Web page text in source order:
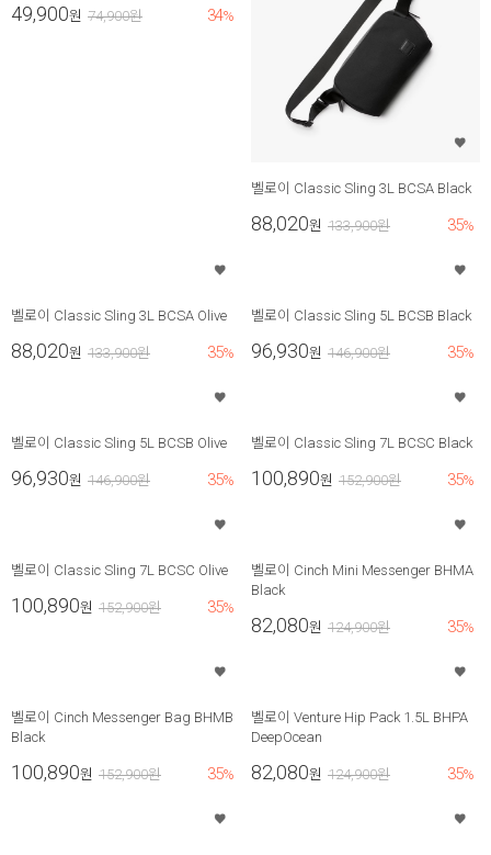
49,900원 74,900원 34%
벨로이 Classic Sling 3L BCSA Black
88,020원 133,900원 35%
벨로이 Classic Sling 3L BCSA Olive
88,020원 133,900원 35%
벨로이 Classic Sling 5L BCSB Black
96,930원 146,900원 35%
벨로이 Classic Sling 5L BCSB Olive
96,930원 146,900원 35%
벨로이 Classic Sling 7L BCSC Black
100,890원 152,900원 35%
벨로이 Classic Sling 7L BCSC Olive
100,890원 152,900원 35%
벨로이 Cinch Mini Messenger BHMA
Black
82,080원 124,900원 35%
벨로이 Cinch Messenger Bag BHMB
Black
100,890원 152,900원 35%
벨로이 Venture Hip Pack 1.5L BHPA
DeepOcean
82,080원 124,900원 35%